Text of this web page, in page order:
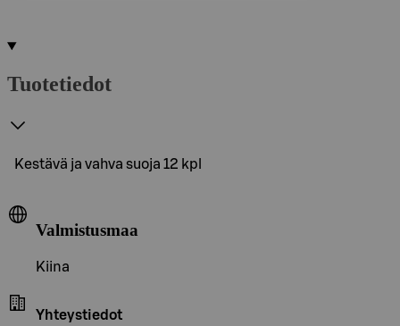
Tuotetiedot
Kestävä ja vahva suoja 12 kpl
Valmistusmaa
Kiina
Yhteystiedot